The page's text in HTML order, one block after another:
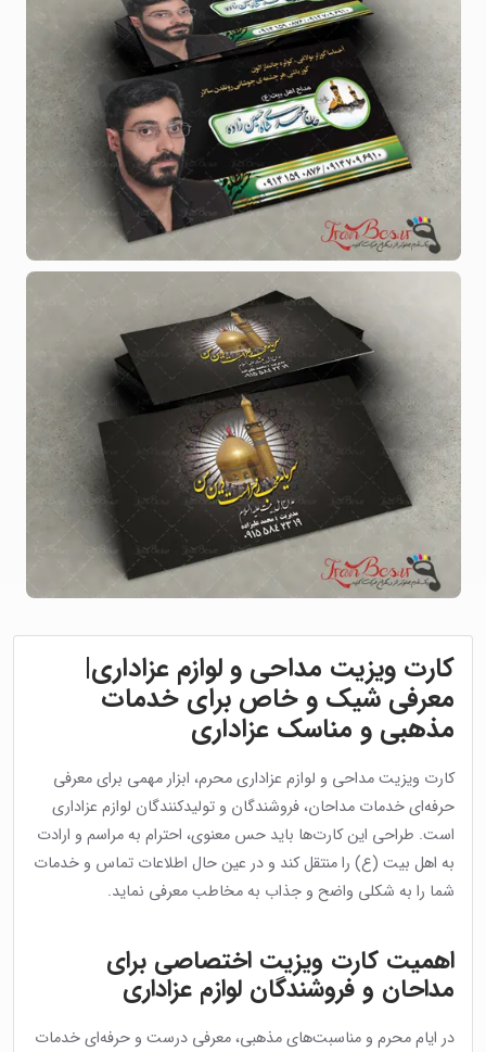
کارت ویزیت مداحی و لوازم عزاداری|
معرفی شیک و خاص برای خدمات
مذهبی و مناسک عزاداری
کارت ویزیت مداحی و لوازم عزاداری محرم، ابزار مهمی برای معرفی
حرفه‌ای خدمات مداحان، فروشندگان و تولیدکنندگان لوازم عزاداری
است. طراحی این کارت‌ها باید حس معنوی، احترام به مراسم و ارادت
به اهل بیت (ع) را منتقل کند و در عین حال اطلاعات تماس و خدمات
شما را به شکلی واضح و جذاب به مخاطب معرفی نماید.
اهمیت کارت ویزیت اختصاصی برای
مداحان و فروشندگان لوازم عزاداری
در ایام محرم و مناسبت‌های مذهبی، معرفی درست و حرفه‌ای خدمات